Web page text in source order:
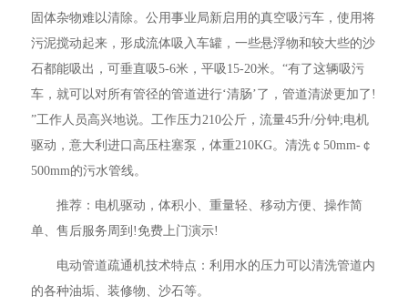
固体杂物难以清除。公用事业局新启用的真空吸污车，使用将
污泥搅动起来，形成流体吸入车罐，一些悬浮物和较大些的沙
石都能吸出，可垂直吸5-6米，平吸15-20米。“有了这辆吸污
车，就可以对所有管径的管道进行‘清肠’了，管道清淤更加了!
”工作人员高兴地说。工作压力210公斤，流量45升/分钟;电机
驱动，意大利进口高压柱塞泵，体重210KG。清洗￠50mm-￠
500mm的污水管线。
推荐：电机驱动，体积小、重量轻、移动方便、操作简
单、售后服务周到!免费上门演示!
电动管道疏通机技术特点：利用水的压力可以清洗管道内
的各种油垢、装修物、沙石等。